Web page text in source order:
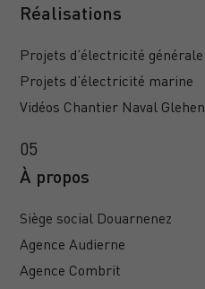
Réalisations
Projets d’électricité générale
Projets d’électricité marine
Vidéos Chantier Naval Glehen
À propos
Siège social Douarnenez
Agence Audierne
Agence Combrit